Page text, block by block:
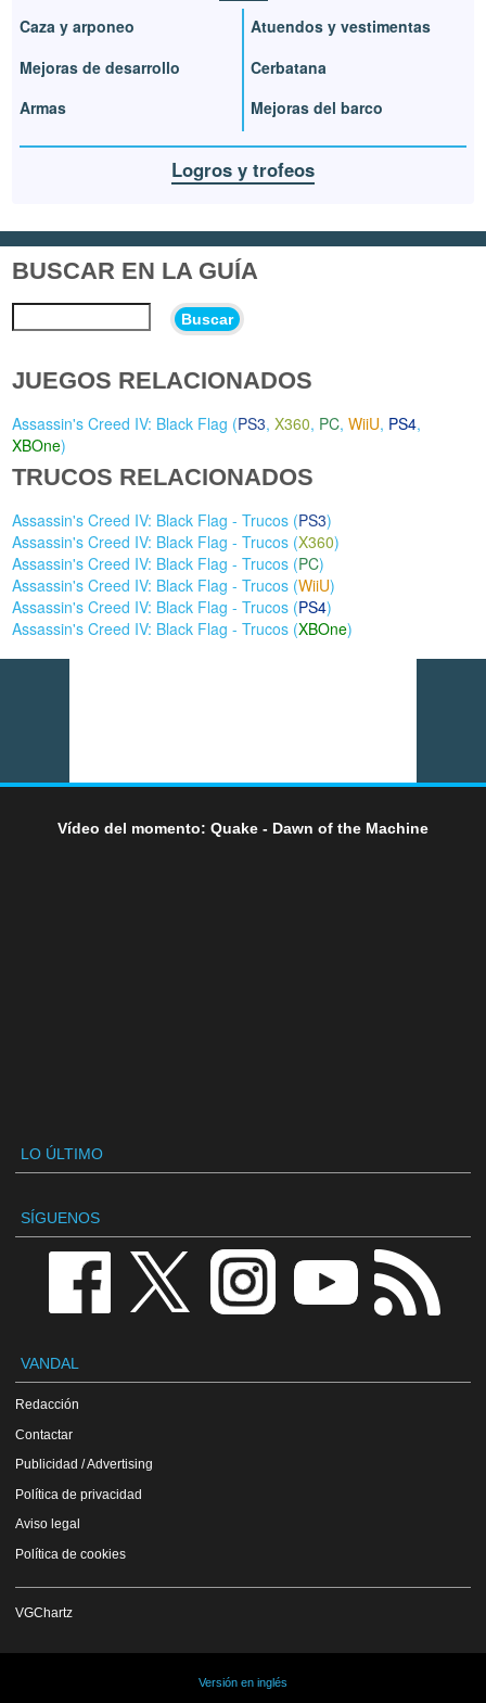
Caza y arponeo
Mejoras de desarrollo
Armas
Atuendos y vestimentas
Cerbatana
Mejoras del barco
Logros y trofeos
BUSCAR EN LA GUÍA
Buscar
JUEGOS RELACIONADOS
Assassin's Creed IV: Black Flag (PS3,X360, PC,WiiU, PS4,
XBOne)
TRUCOS RELACIONADOS
Assassin's Creed IV: Black Flag - Trucos (PS3)
Assassin's Creed IV: Black Flag - Trucos (X360)
Assassin's Creed IV: Black Flag - Trucos (PC)
Assassin's Creed IV: Black Flag - Trucos (WiiU)
Assassin's Creed IV: Black Flag - Trucos (PS4)
Assassin's Creed IV: Black Flag - Trucos (XBOne)
Vídeo del momento: Quake - Dawn of the Machine
LO ÚLTIMO
SÍGUENOS
VANDAL
Redacción
Contactar
Publicidad / Advertising
Política de privacidad
Aviso legal
Política de cookies
VGChartz
Versión en inglés